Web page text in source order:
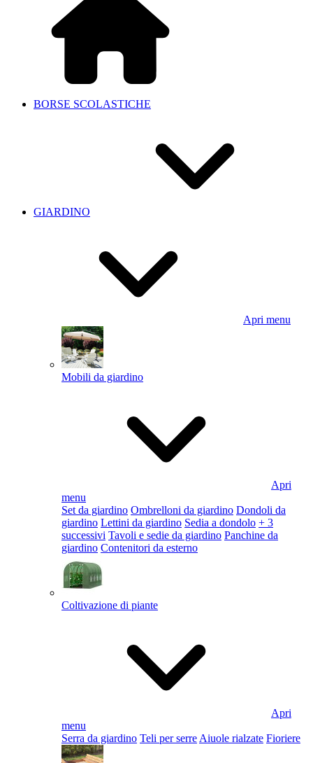
BORSE SCOLASTICHE
GIARDINO
Apri menu
Mobili da giardino
Apri
menu
Set da giardino Ombrelloni da giardino Dondoli da
giardino Lettini da giardino Sedia a dondolo + 3
successivi Tavoli e sedie da giardino Panchine da
giardino Contenitori da esterno
Coltivazione di piante
Apri
menu
Serra da giardino Teli per serre Aiuole rialzate Fioriere